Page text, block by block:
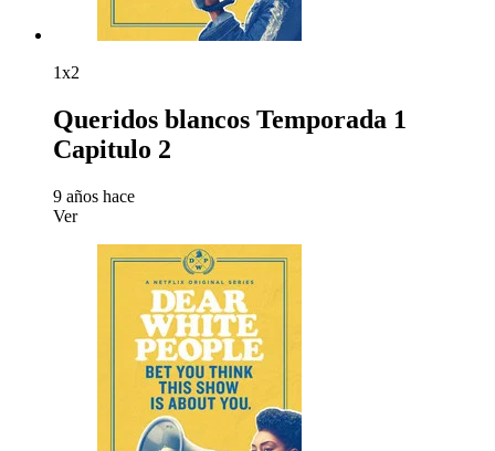
1x2
Queridos blancos Temporada 1
Capitulo 2
9 años hace
Ver